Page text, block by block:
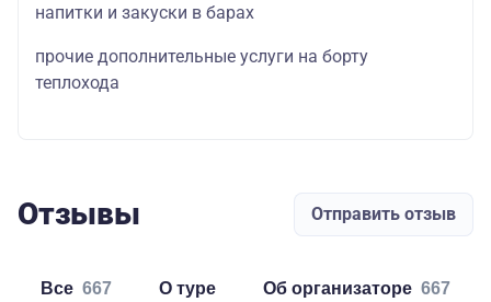
напитки и закуски в барах
прочие дополнительные услуги на борту
теплохода
Отзывы Отправить отзыв
Все 667 о туре об организаторе 667